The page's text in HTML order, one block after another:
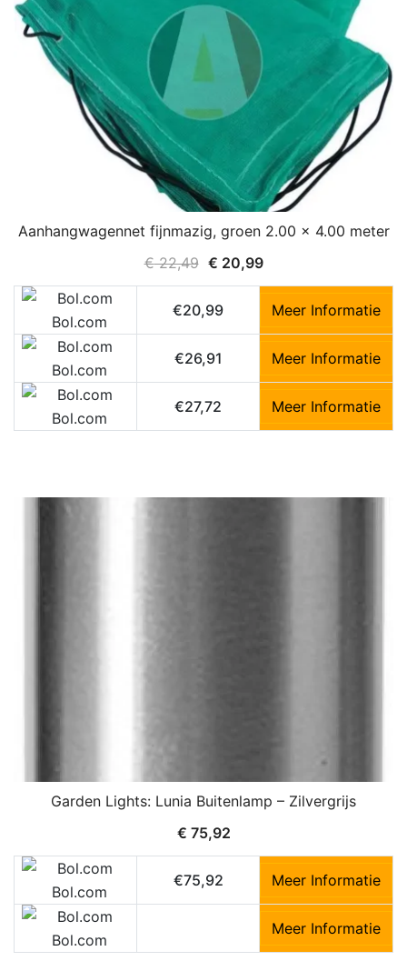
Aanhangwagennet fijnmazig, groen 2.00 x 4.00 meter
€22,49 Oorspronkelijke
prijs
was:
€ 22,49.
€ 20,99Huidige
prijs
is:
€ 20,99.
Bol.com
€20,99 Meer Informatie
Bol.com
€26,91 Meer Informatie
Bol.com
€27,72 Meer Informatie
Garden Lights: Lunia Buitenlamp – Zilvergrijs
€ 75,92
Bol.com
€75,92 Meer Informatie
Bol.com
Meer Informatie